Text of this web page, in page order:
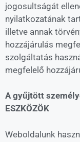
jogosultságát
nyilatkozatának
illetve annak
hozzájárulás
szolgáltatás
megfelelő
A gyűjtött
ESZKÖZÖK
Weboldalunk